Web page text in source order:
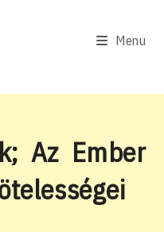
Menu
Az Ember